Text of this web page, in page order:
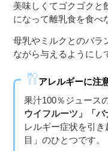
３〜６歳児
７〜１２歳児
美味しくてゴクゴクと
になって離乳食を食べ
母乳やミルクとのバラ
ながら与えるようにし
アレルギーに注
果汁100％ジュース
ウイフルーツ」「バ
レルギー症状を引
目」のひとつです。